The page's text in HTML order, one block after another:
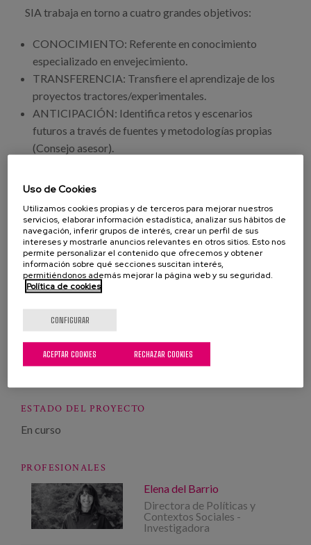
SIA trabaja en torno a cuatro grandes objetivos:
CONOCIMIENTO: Referente en conocimiento
especializado en envejecimiento.
TRANSFERENCIA: Transfiere el aprendizaje de los
proyectos tractores/experimentales.
ANTICIPACIÓN: Identifica retos y escenarios
futuros a través de fuentes y metodologías propias
(Consejo asesor).
decisiones en las políticas públicas y estrategias
Consorcio
AÑO
De2021hasta2022
ESTADO DEL PROYECTO
En curso
PROFESIONALES
Elena del Barrio
Directora de Políticas y
Contextos Sociales -
Investigadora
Uso de Cookies
Utilizamos cookies propias y de terceros para mejorar nuestros
servicios, elaborar información estadística, analizar sus hábitos de
navegación, inferir grupos de interés, crear un perfil de sus
intereses y mostrarle anuncios relevantes en otros sitios. Esto nos
permite personalizar el contenido que ofrecemos y obtener
información sobre qué secciones suscitan interés,
permitiéndonos además mejorar la página web y su seguridad.
Política de cookies
CONFIGURAR
RECHAZAR COOKIES
ACEPTAR COOKIES